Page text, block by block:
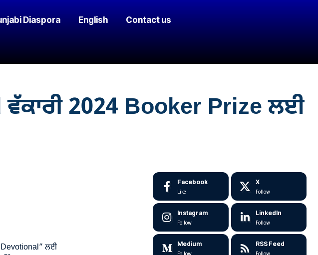
Diaspora English Contact us
2024 Booker Prize ਲਈ
Devotional” ਲਈ
Facebook
Like
X
Follow
Instagram
Follow
LinkedIn
Follow
Medium
Follow
RSS Feed
Follow